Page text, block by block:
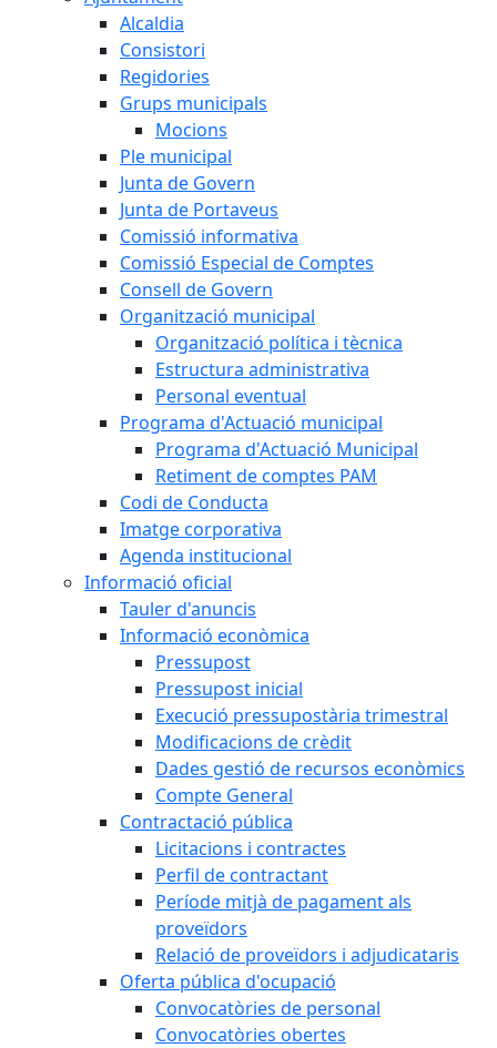
Alcaldia
Consistori
Regidories
Grups municipals
Mocions
Ple municipal
Junta de Govern
Junta de Portaveus
Comissió informativa
Comissió Especial de Comptes
Consell de Govern
Organització municipal
Organització política i tècnica
Estructura administrativa
Personal eventual
Programa d'Actuació municipal
Programa d'Actuació Municipal
Retiment de comptes PAM
Codi de Conducta
Imatge corporativa
Agenda institucional
Informació oficial
Tauler d'anuncis
Informació econòmica
Pressupost
Pressupost inicial
Execució pressupostària trimestral
Modificacions de crèdit
Dades gestió de recursos econòmics
Compte General
Contractació pública
Licitacions i contractes
Perfil de contractant
Període mitjà de pagament als
proveïdors
Relació de proveïdors i adjudicataris
Oferta pública d'ocupació
Convocatòries de personal
Convocatòries obertes